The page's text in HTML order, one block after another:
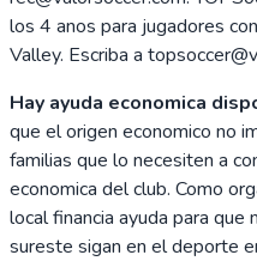
los 4 anos para jugadores
Valley. Escriba a
Hay ayuda economica
que el origen economico no
familias que lo necesiten a
economica del club. Como
local financia ayuda para
sureste sigan en el deporte